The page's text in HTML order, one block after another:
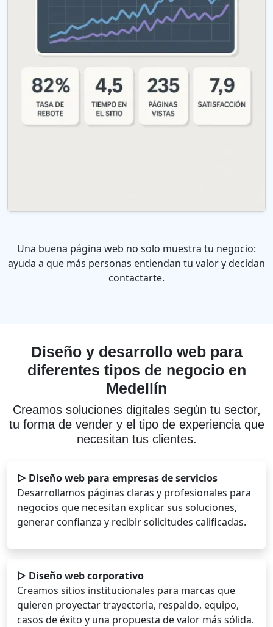
Una buena página web no solo muestra tu negocio:
ayuda a que más personas entiendan tu valor y decidan
contactarte.
Diseño y desarrollo web para
diferentes tipos de negocio en
Medellín
Creamos soluciones digitales según tu sector,
tu forma de vender y el tipo de experiencia que
necesitan tus clientes.
▷ Diseño web para empresas de servicios
Desarrollamos páginas claras y profesionales para
negocios que necesitan explicar sus soluciones,
generar confianza y recibir solicitudes calificadas.
▷ Diseño web corporativo
Creamos sitios institucionales para marcas que
quieren proyectar trayectoria, respaldo, equipo,
casos de éxito y una propuesta de valor más sólida.